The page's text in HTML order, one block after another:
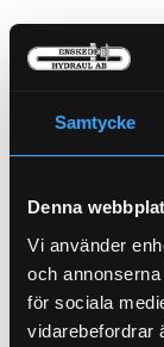
Samtycke
Denna
Vi använder
och
för sociala
vidarebefordrar
Luftfilter
21-8666